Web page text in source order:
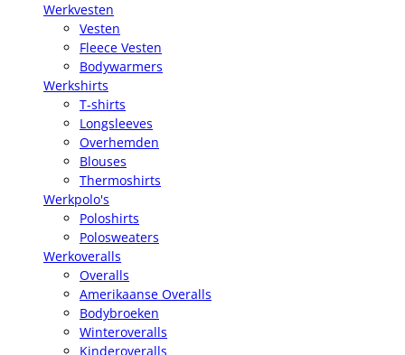
Werkvesten
Vesten
Fleece Vesten
Bodywarmers
Werkshirts
T-shirts
Longsleeves
Overhemden
Blouses
Thermoshirts
Werkpolo's
Poloshirts
Polosweaters
Werkoveralls
Overalls
Amerikaanse Overalls
Bodybroeken
Winteroveralls
Kinderoveralls